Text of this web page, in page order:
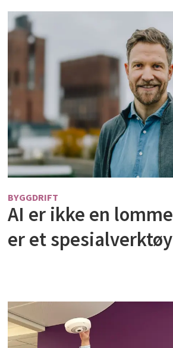
BYGGDRIFT
AI er ikke en
er et spesialverktøy